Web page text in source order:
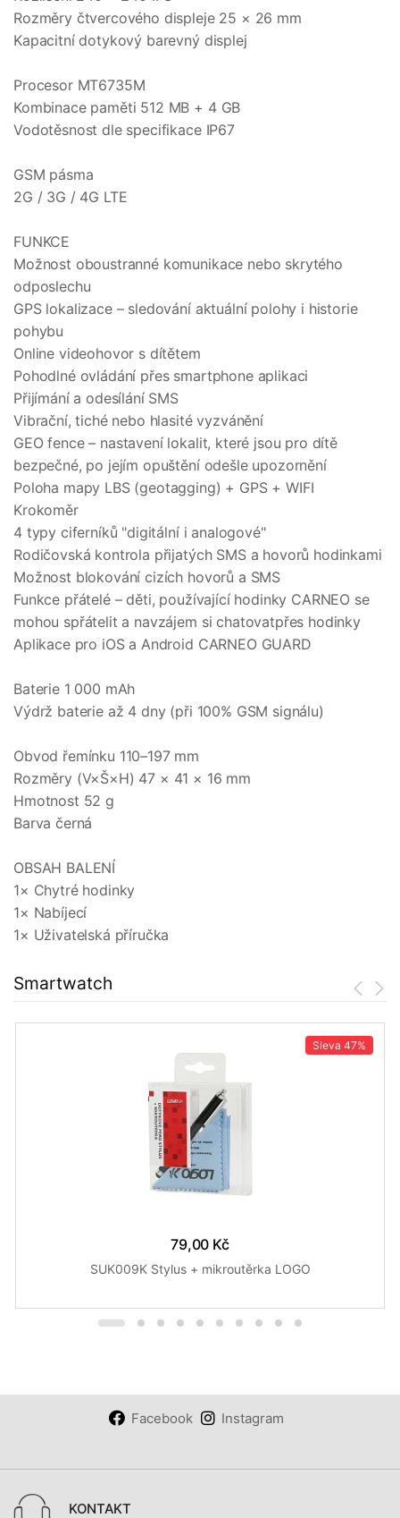
Rozměry čtvercového displeje 25 × 26 mm
Kapacitní dotykový barevný displej
Procesor MT6735M
Kombinace paměti 512 MB + 4 GB
Vodotěsnost dle specifikace IP67
GSM pásma
2G / 3G / 4G LTE
FUNKCE
Možnost oboustranné komunikace nebo skrytého
odposlechu
GPS lokalizace – sledování aktuální polohy i historie
pohybu
Online videohovor s dítětem
Pohodlné ovládání přes smartphone aplikaci
Přijímání a odesílání SMS
Vibrační, tiché nebo hlasité vyzvánění
GEO fence – nastavení lokalit, které jsou pro dítě
bezpečné, po jejím opuštění odešle upozornění
Poloha mapy LBS (geotagging) + GPS + WIFI
Krokoměr
4 typy ciferníků "digitální i analogové"
Rodičovská kontrola přijatých SMS a hovorů hodinkami
Možnost blokování cizích hovorů a SMS
Funkce přátelé – děti, používající hodinky CARNEO se
mohou spřátelit a navzájem si chatovatpřes hodinky
Aplikace pro iOS a Android CARNEO GUARD
Baterie 1 000 mAh
Výdrž baterie až 4 dny (při 100% GSM signálu)
Obvod řemínku 110–197 mm
Rozměry (V×Š×H) 47 × 41 × 16 mm
Hmotnost 52 g
Barva černá
OBSAH BALENÍ
1× Chytré hodinky
1× Nabíjecí
1× Uživatelská příručka
Smartwatch
Sleva 47%
79,00 Kč
SUK009K Stylus + mikroutěrka LOGO
Facebook Instagram
KONTAKT